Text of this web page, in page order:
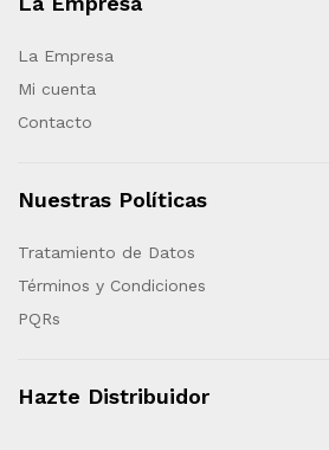
La Empresa
Mi cuenta
Contacto
Nuestras Políticas
Tratamiento de Datos
Términos y Condiciones
PQRs
Hazte Distribuidor